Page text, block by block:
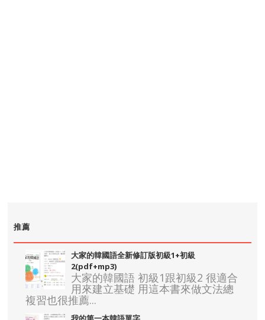
推薦
大家的韓國語全新修訂版初級1+初級
2(pdf+mp3)
大家的韓國語 初級1跟初級2 很適合
用來建立基礎 用這本書來做文法總
複習也很推薦...